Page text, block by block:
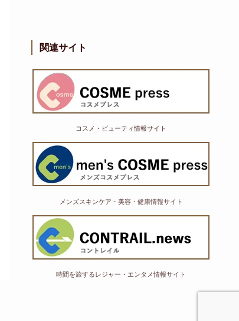
関連サイト
コスメ・ビューティ情報サイト
メンズスキンケア・美容・健康情報サイト
時間を旅するレジャー・エンタメ情報サイト